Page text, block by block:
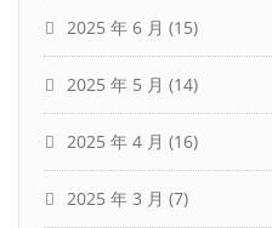
2025 年 6 月 (15)
2025 年 5 月 (14)
2025 年 4 月 (16)
2025 年 3 月 (7)